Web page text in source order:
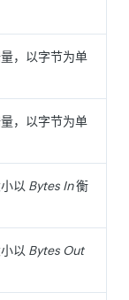
，以字节为单
，以字节为单
以 Bytes In衡
以 Bytes Out